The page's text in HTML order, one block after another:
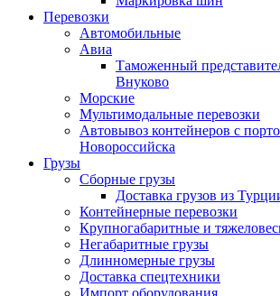
Перевозки
Автомобильные
Авиа
Таможенный
Внуково
Морские
Мультимодальные перевозки
Автовывоз контейнеров с
Новороссийска
Грузы
Сборные грузы
Доставка грузов из
Контейнерные перевозки
Крупногабаритные и
Негабаритные грузы
Длинномерные грузы
Доставка спецтехники
Импорт оборудования